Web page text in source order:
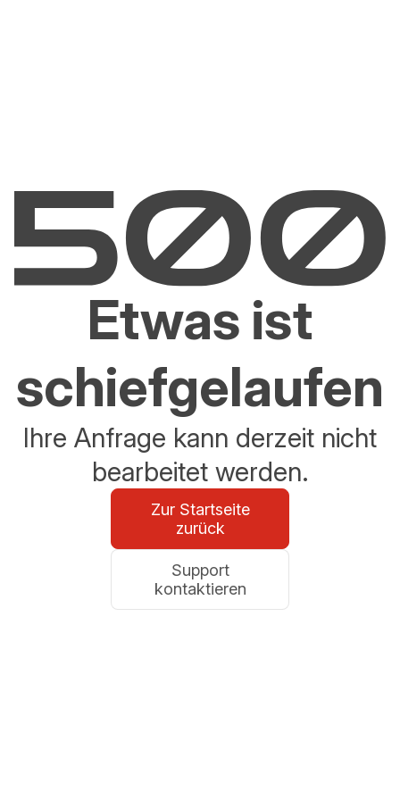
Etwas ist
schiefgelaufen
Ihre Anfrage kann derzeit nicht
bearbeitet werden.
Zur Startseite
zurück
Support
kontaktieren